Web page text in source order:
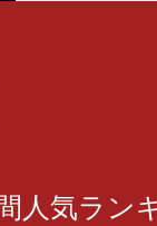
人気ラン